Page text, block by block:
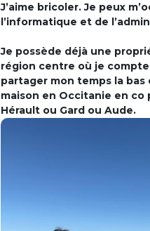
J’aime bricoler. Je peux
l’informatique et de
Je possède déjà une
région centre où je
partager mon temps la bas
maison en Occitanie en co
Hérault ou Gard ou Aude.